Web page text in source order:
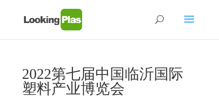
2022第七届中国临沂国际
塑料产业博览会